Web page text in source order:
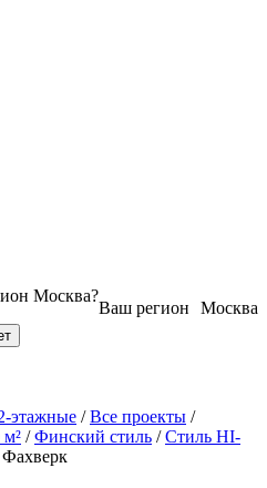
Москва
Ваш регион
Москва?
этажные /Все проекты /
м² /Финский стиль /Стиль HI-
Фахверк